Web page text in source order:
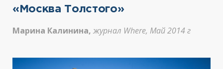
«Москва Толстого»
Марина Калинина, журнал Where, Май 2014 г